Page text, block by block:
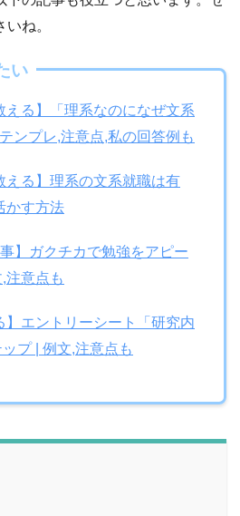
ね。
い
える】「理系なのになぜ文系
ンプレ,注意点,私の回答例も
える】理系の文系就職は有
かす方法
】ガクチカで勉強をアピー
注意点も
】エントリーシート「研究内
プ | 例文,注意点も